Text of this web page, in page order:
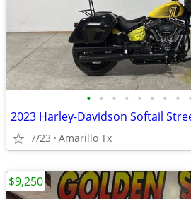
• • • • • • • • •
2023 Harley-Davidson Softail
7/23 Amarillo Tx
$9,250